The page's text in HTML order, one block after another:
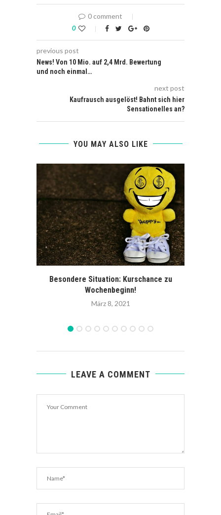
0 comment
0
previous post
News! Von 10 Mio. auf 2,4 Mrd. Bewertung
und noch einmal…
next post
Kaufrausch ausgelöst! Bahnt sich hier
Sensationelles an?
YOU MAY ALSO LIKE
Besondere Situation: Kurschance zu
Wochenbeginn!
März 8, 2021
LEAVE A COMMENT